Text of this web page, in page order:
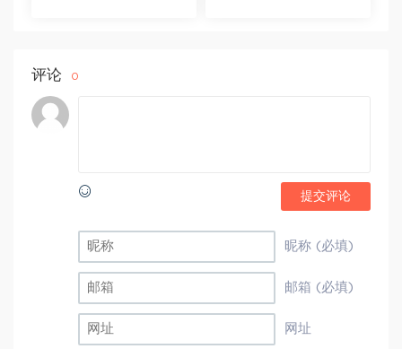
评论 0
提交评论
昵称 (必填)
邮箱 (必填)
网址